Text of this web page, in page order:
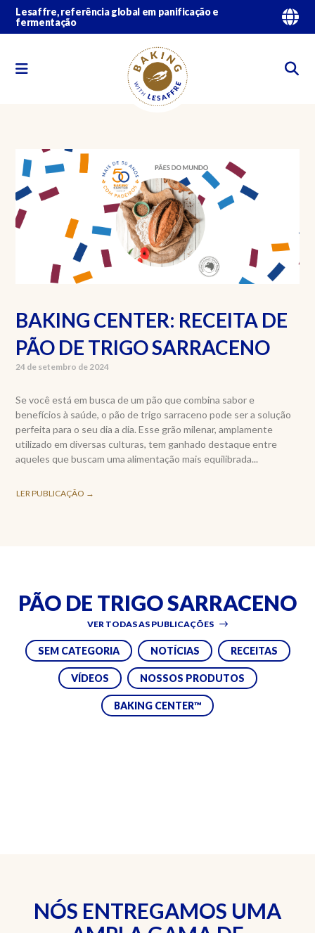
Lesaffre, referência global em panificação e
fermentação
BAKING CENTER: RECEITA DE
PÃO DE TRIGO SARRACENO
24 de setembro de 2024
Se você está em busca de um pão que combina sabor e
benefícios à saúde, o pão de trigo sarraceno pode ser a solução
perfeita para o seu dia a dia. Esse grão milenar, amplamente
utilizado em diversas culturas, tem ganhado destaque entre
aqueles que buscam uma alimentação mais equilibrada...
LER PUBLICAÇÃO →
PÃO DE TRIGO SARRACENO
VER TODAS AS PUBLICAÇÕES
SEM CATEGORIA NOTÍCIAS RECEITAS
VÍDEOS NOSSOS PRODUTOS
BAKING CENTER™
NÓS ENTREGAMOS UMA